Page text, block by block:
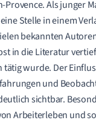
Provence. Als junger
Stelle in einem
bekannten
in die Literatur
wurde. Der
und
sichtbar.
Arbeiterleben und